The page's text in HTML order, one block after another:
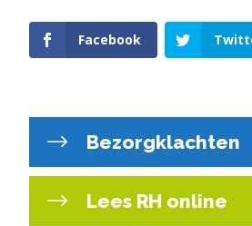
Facebook
Bezorgklachten
Lees RH online